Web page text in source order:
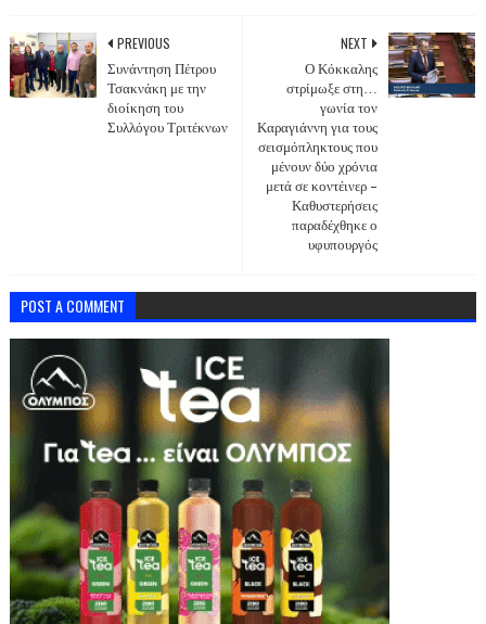
NEXT
Ο Κόκκαλης
στρίμωξε στη…
γωνία τον
Καραγιάννη για τους
σεισμόπληκτους που
μένουν δύο χρόνια
μετά σε κοντέινερ –
Καθυστερήσεις
παραδέχθηκε ο
υφυπουργός
PREVIOUS
Συνάντηση Πέτρου
Τσακνάκη με την
διοίκηση του
Συλλόγου Τριτέκνων
POST A COMMENT